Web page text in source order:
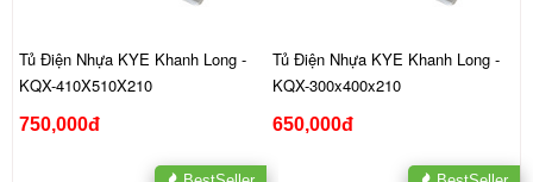
Tủ Điện Nhựa KYE Khanh Long -
KQX-410X510X210
750,000đ
Tủ Điện Nhựa KYE Khanh Long -
KQX-300x400x210
650,000đ